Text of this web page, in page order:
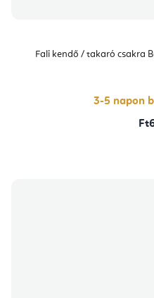
Fali kendő / takaró csakra
3-5 napon